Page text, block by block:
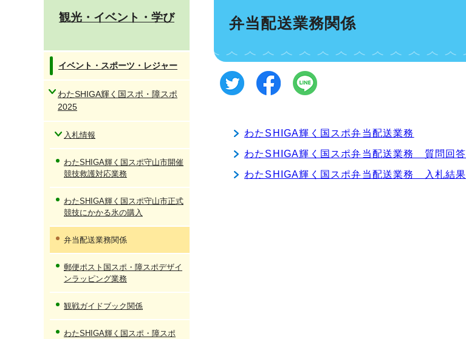
弁当配送業務関係
わたSHIGA輝く国スポ弁当配送業務
わたSHIGA輝く国スポ弁当配送業務 質問回答
わたSHIGA輝く国スポ弁当配送業務 入札結果
観光・イベント・学び
イベント・スポーツ・レジャー
わたSHIGA輝く国スポ・障スポ
2025
入札情報
わたSHIGA輝く国スポ守山市開催
競技救護対応業務
わたSHIGA輝く国スポ守山市正式
競技にかかる氷の購入
弁当配送業務関係
郵便ポスト国スポ・障スポデザイ
ンラッピング業務
観戦ガイドブック関係
わたSHIGA輝く国スポ・障スポ